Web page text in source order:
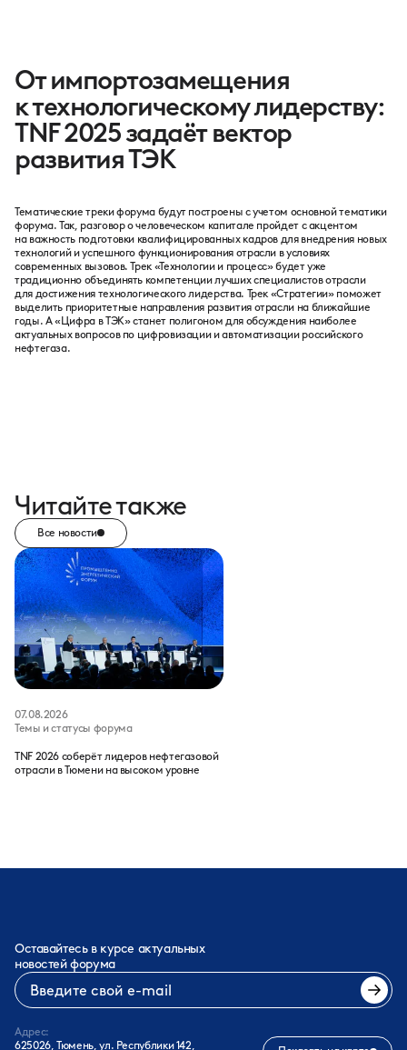
От импортозамещения
к технологическому лидерству:
TNF 2025 задаёт вектор
развития ТЭК
Тематические треки форума будут построены с учетом основной тематики
форума. Так, разговор о человеческом капитале пройдет с акцентом
на важность подготовки квалифицированных кадров для внедрения новых
технологий и успешного функционирования отрасли в условиях
современных вызовов. Трек «Технологии и процесс» будет уже
традиционно объединять компетенции лучших специалистов отрасли
для достижения технологического лидерства. Трек «Стратегии» поможет
выделить приоритетные направления развития отрасли на ближайшие
годы. А «Цифра в ТЭК» станет полигоном для обсуждения наиболее
актуальных вопросов по цифровизации и автоматизации российского
нефтегаза.
Читайте также
Все новости
07.08.2026
Темы и статусы форума
TNF 2026 соберёт лидеров нефтегазовой
отрасли в Тюмени на высоком уровне
Оставайтесь в курсе актуальных
новостей форума
Адрес:
625026, Тюмень, ул. Республики 142,